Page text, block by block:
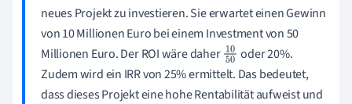
neues Projekt zu investieren. Sie erwartet einen Gewinn
von 10 Millionen Euro bei einem Investment von 50
Millionen Euro. Der ROI wäre daher10
50
oder 20%.
Zudem wird ein IRR von 25% ermittelt. Das bedeutet,
dass dieses Projekt eine hohe Rentabilität aufweist und